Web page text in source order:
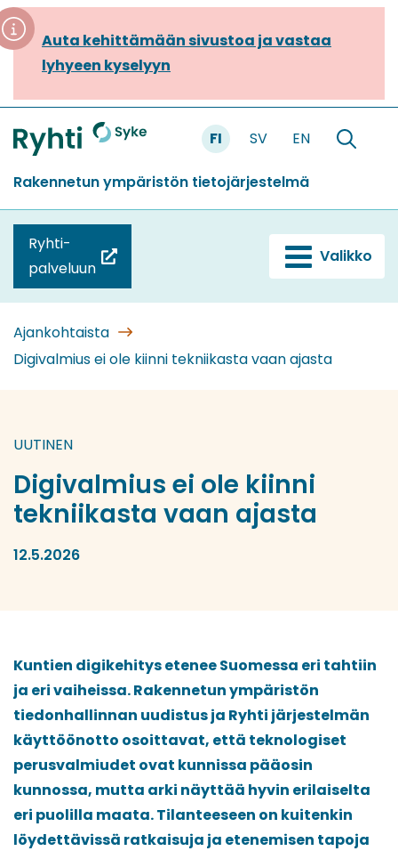
Siirry
sisältöönAuta kehittämään sivustoa ja vastaa
lyhyeen kyselyyn
Etusivu
FI SV EN
Hae
Rakennetun ympäristön tietojärjestelmä
Ryhti-
palveluun
(siirryt
toiseen
Valikko
Ajankohtaista
Digivalmius ei ole kiinni tekniikasta vaan ajasta
UUTINEN
Digivalmius ei ole kiinni
tekniikasta vaan ajasta
12.5.2026
Kuntien digikehitys etenee Suomessa eri tahtiin
ja eri vaiheissa. Rakennetun ympäristön
tiedonhallinnan uudistus ja Ryhti järjestelmän
käyttöönotto osoittavat, että teknologiset
perusvalmiudet ovat kunnissa pääosin
kunnossa, mutta arki näyttää hyvin erilaiselta
eri puolilla maata. Tilanteeseen on kuitenkin
löydettävissä ratkaisuja ja etenemisen tapoja